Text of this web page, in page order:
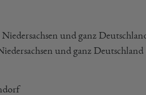
und ganz
und ganz Deutschland